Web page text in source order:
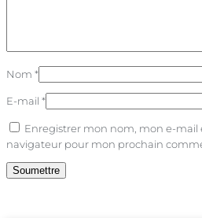
Nom *
E-mail *
Enregistrer mon nom, mon e-mail
navigateur pour mon prochain